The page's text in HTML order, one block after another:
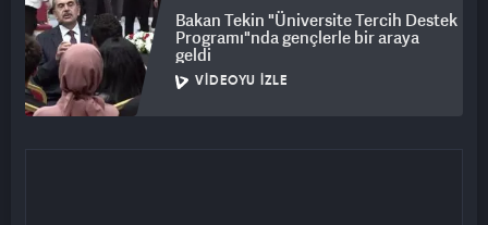
Bakan Tekin "Üniversite Tercih Destek
Programı"nda gençlerle bir araya
geldi
VIDEOYU İZLE